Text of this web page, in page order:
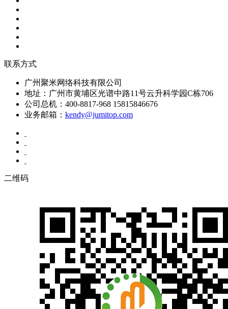
联系方式
广州聚米网络科技有限公司
地址：广州市黄埔区光谱中路11号云升科学园C栋706
公司总机：400-8817-968 15815846676
业务邮箱： kendy@jumitop.com
二维码